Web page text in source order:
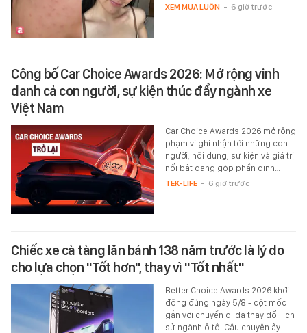
XEM MUA LUÔN - 6 giờ trước
Công bố Car Choice Awards 2026: Mở rộng vinh
danh cả con người, sự kiện thúc đẩy ngành xe
Việt Nam
Car Choice Awards 2026 mở rộng
phạm vi ghi nhận tới những con
người, nội dung, sự kiện và giá trị
nổi bật đang góp phần định…
TEK-LIFE - 6 giờ trước
Chiếc xe cà tàng lăn bánh 138 năm trước là lý do
cho lựa chọn "Tốt hơn", thay vì "Tốt nhất"
Better Choice Awards 2026 khởi
động đúng ngày 5/8 - cột mốc
gắn với chuyến đi đã thay đổi lịch
sử ngành ô tô. Câu chuyện ấy…